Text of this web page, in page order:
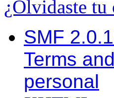
¿Olvidaste tu
SMF
Terms
personal